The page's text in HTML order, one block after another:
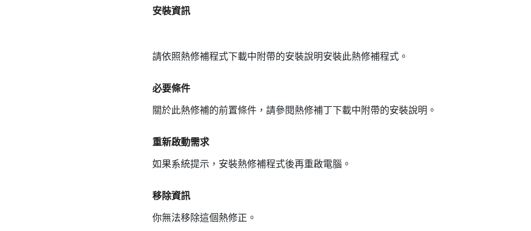
安裝資訊
請依照熱修補程式下載中附帶的安裝說明安裝此熱修補程式。
必要條件
關於此熱修補的前置條件，請參閱熱修補丁下載中附帶的安裝說明。
重新啟動需求
如果系統提示，安裝熱修補程式後再重啟電腦。
移除資訊
你無法移除這個熱修正。